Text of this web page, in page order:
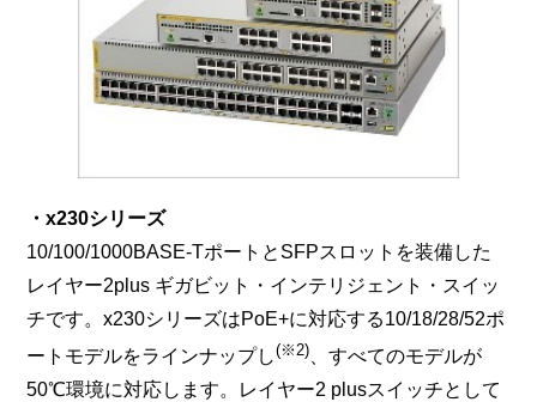
・x230シリーズ
10/100/1000BASE-TポートとSFPスロットを装備した
レイヤー2plus ギガビット・インテリジェント・スイッ
チです。x230シリーズはPoE+に対応する10/18/28/52ポ
ートモデルをラインナップし(※2) 、すべてのモデルが
50℃環境に対応します。レイヤー2 plusスイッチとして